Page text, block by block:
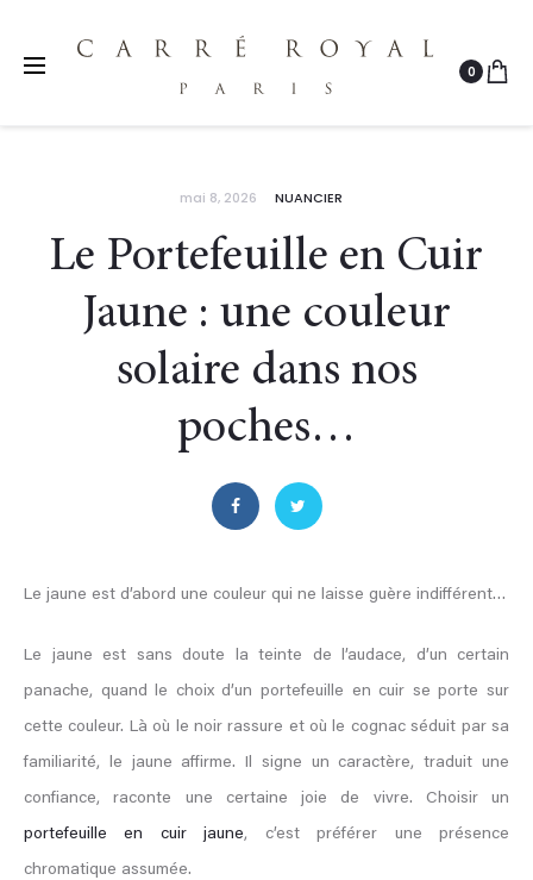
0
mai 8, 2026 NUANCIER
Le Portefeuille en Cuir
Jaune : une couleur
solaire dans nos
poches…
Le jaune est d’abord une couleur qui ne laisse guère indifférent…
Le jaune est sans doute la teinte de l’audace, d’un certain
panache, quand le choix d’un portefeuille en cuir se porte sur
cette couleur. Là où le noir rassure et où le cognac séduit par sa
familiarité, le jaune affirme. Il signe un caractère, traduit une
confiance, raconte une certaine joie de vivre. Choisir un
portefeuille en cuir jaune, c’est préférer une présence
chromatique assumée.